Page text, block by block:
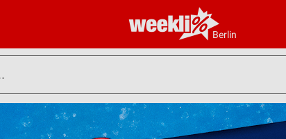
Berlin